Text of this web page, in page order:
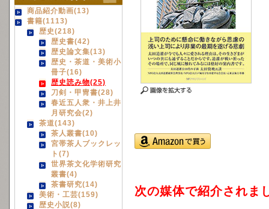
商品紹介動画(13)
書籍(1113)
歴史(218)
歴史書(42)
歴史論文集(13)
歴史・茶道・美術小
冊子(16)
歴史読み物(25)
刀剣・甲冑書(28)
春近五人衆・井上井
月研究会(2)
茶道(143)
茶人叢書(10)
宮帯茶人ブックレッ
ト(7)
世界茶文化学術研究
叢書(4)
茶書研究(14)
美術・工芸(159)
歴史小説(8)
次の媒体で紹介されま